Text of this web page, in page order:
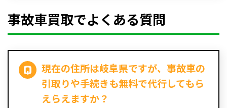
事故車買取でよくある質問
現在の住所は岐阜県ですが、事故車の
引取りや手続きも無料で代行してもら
えらえますか？